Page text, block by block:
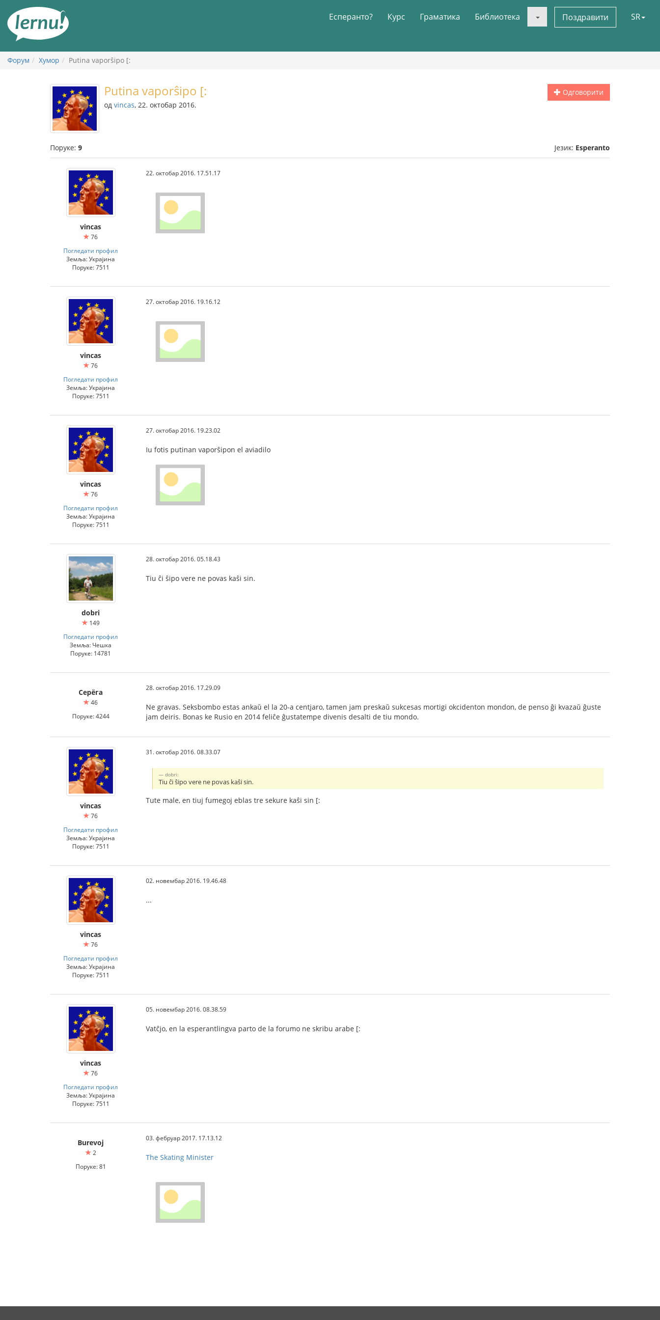
садржају
Есперанто? Курс Граматика Библиотека Поздравити SR
Форум Хумор Putina vaporŝipo [:
Одговорити
Putina vaporŝipo [:
од vincas, 22. октобар 2016.
Поруке: 9 Језик: Esperanto
vincas
76
Погледати профил
Земља: Украјина
Поруке: 7511
22. октобар 2016. 17.51.17
vincas
76
Погледати профил
Земља: Украјина
Поруке: 7511
27. октобар 2016. 19.16.12
vincas
76
Погледати профил
Земља: Украјина
Поруке: 7511
27. октобар 2016. 19.23.02
Iu fotis putinan vaporŝipon el aviadilo
dobri
149
Погледати профил
Земља: Чешка
Поруке: 14781
28. октобар 2016. 05.18.43
Tiu ĉi ŝipo vere ne povas kaŝi sin.
Серёга
46
Поруке: 4244
28. октобар 2016. 17.29.09
Ne gravas. Seksbombo estas ankaŭ el la 20-a centjaro, tamen jam preskaŭ sukcesas mortigi okcidenton mondon, de penso ĝi kvazaŭ ĝuste
jam deiris. Bonas ke Rusio en 2014 feliĉe ĝustatempe divenis desalti de tiu mondo.
vincas
76
Погледати профил
Земља: Украјина
Поруке: 7511
31. октобар 2016. 08.33.07
dobri:
Tiu ĉi ŝipo vere ne povas kaŝi sin.
Tute male, en tiuj fumegoj eblas tre sekure kaŝi sin [:
vincas
76
Погледати профил
Земља: Украјина
Поруке: 7511
02. новембар 2016. 19.46.48
...
vincas
76
Погледати профил
Земља: Украјина
Поруке: 7511
05. новембар 2016. 08.38.59
Vatĉjo, en la esperantlingva parto de la forumo ne skribu arabe [:
Burevoj
2
Поруке: 81
03. фебруар 2017. 17.13.12
The Skating Minister